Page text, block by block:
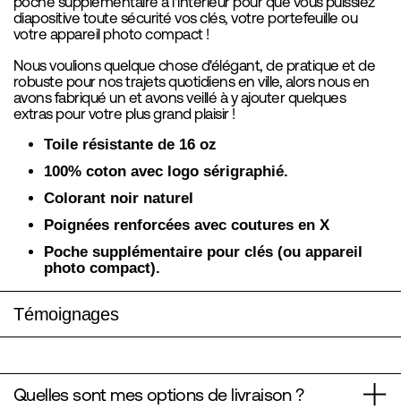
diapositive toute sécurité vos clés, votre portefeuille ou
votre appareil photo compact !
Nous voulions quelque chose d'élégant, de pratique et de
robuste pour nos trajets quotidiens en ville, alors nous en
avons fabriqué un et avons veillé à y ajouter quelques
extras pour votre plus grand plaisir !
Toile résistante de 16 oz
100% coton avec logo sérigraphié.
Colorant noir naturel
Poignées renforcées avec coutures en X
Poche supplémentaire pour clés (ou appareil
photo compact).
Témoignages
Quelles sont mes options de livraison ?